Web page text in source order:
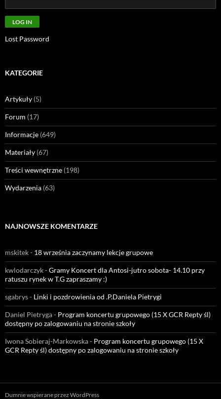
Lost Password
KATEGORIE
Artykuły (5)
Forum (17)
Informacje (649)
Materiały (67)
Treści wewnętrzne (198)
Wydarzenia (63)
NAJNOWSZE KOMENTARZE
mskitek- 18 września zaczynamy lekcje grupowe
kwlodarczyk-Gramy Koncert dla Antosi-jutro sobota- 14.10 przy
ratuszu rynek w T.G zapraszamy :)
sgabrys- Linki i pozdrowienia od .P.Daniela Pietrygi
Daniel Pietryga- Program koncertu grupowego (15 X GCR Repty śl)
dostępny po zalogowaniu na stronie szkoły
Iwona Sobieraj-Markowska- Program koncertu grupowego (15 X
GCR Repty śl) dostępny po zalogowaniu na stronie szkoły
Dumnie wspierane przez WordPress